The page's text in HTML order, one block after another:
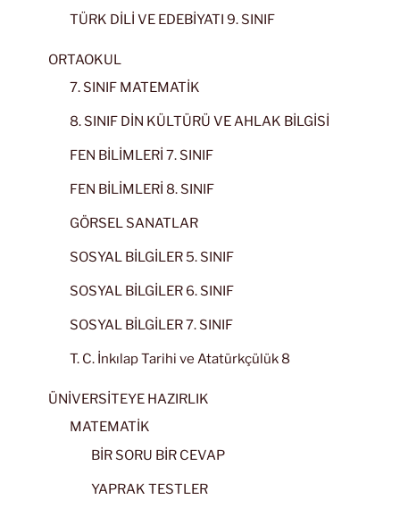
TÜRK DİLİ VE EDEBİYATI 9. SINIF
ORTAOKUL
7. SINIF MATEMATİK
8. SINIF DİN KÜLTÜRÜ VE AHLAK BİLGİSİ
FEN BİLİMLERİ 7. SINIF
FEN BİLİMLERİ 8. SINIF
GÖRSEL SANATLAR
SOSYAL BİLGİLER 5. SINIF
SOSYAL BİLGİLER 6. SINIF
SOSYAL BİLGİLER 7. SINIF
T. C. İnkılap Tarihi ve Atatürkçülük 8
ÜNİVERSİTEYE HAZIRLIK
MATEMATİK
BİR SORU BİR CEVAP
YAPRAK TESTLER